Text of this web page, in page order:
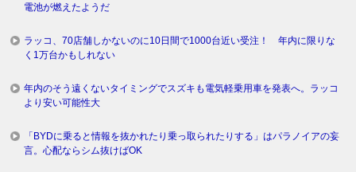
電池が燃えたようだ
ラッコ、70店舗しかないのに10日間で1000台近い受注！ 年内に限りな
く1万台かもしれない
年内のそう遠くないタイミングでスズキも電気軽乗用車を発表へ。ラッコ
より安い可能性大
「BYDに乗ると情報を抜かれたり乗っ取られたりする」はパラノイアの妄
言。心配ならシム抜けばOK